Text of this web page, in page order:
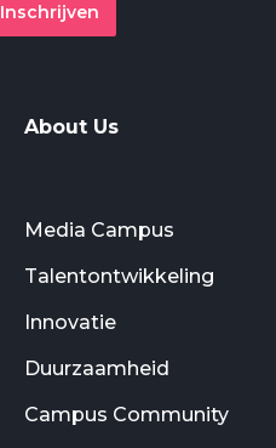
Inschrijven
About Us
Media Campus
Talentontwikkeling
Innovatie
Duurzaamheid
Campus Community